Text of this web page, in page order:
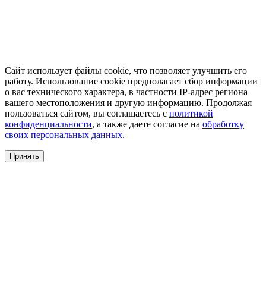
Сайт использует файлы cookie, что позволяет улучшить его
работу. Использование cookie предполагает сбор информации
о вас технического характера, в частности IP-адрес региона
вашего местоположения и другую информацию. Продолжая
пользоваться сайтом, вы соглашаетесь с политикой
конфиденциальности, а также даете согласие на обработку
своих персональных данных.
Принять